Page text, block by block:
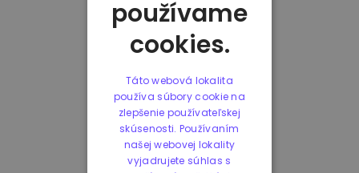
používame
cookies.
Táto webová lokalita
používa súbory cookie na
zlepšenie používateľskej
skúsenosti. Používaním
našej webovej lokality
vyjadrujete súhlas s